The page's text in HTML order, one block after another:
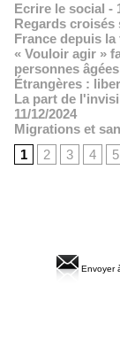
Ecrire le social -
Regards croisés
France depuis
« Vouloir agir »
personnes âgées
Étrangères :
La part de
11/12/2024
Migrations et
1
2 3 4 5
Envoyer